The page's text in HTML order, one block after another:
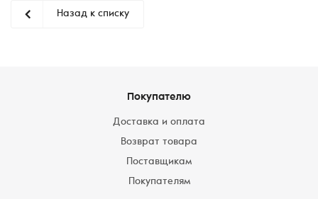
Назад к списку
Покупателю
Доставка и оплата
Возврат товара
Поставщикам
Покупателям